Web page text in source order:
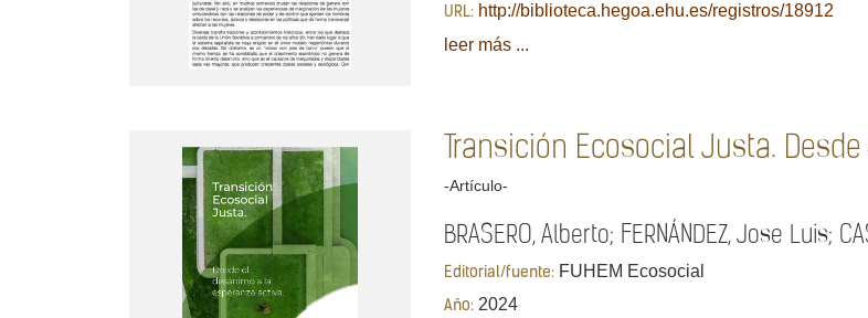
URL: http://biblioteca.hegoa.ehu.es/registros/18912
leer más ...
Transición Ecosocial Justa.
-Artículo-
BRASERO, Alberto; FERNÁNDEZ, Jose Luis;
Editorial/fuente: FUHEM Ecosocial
Año: 2024